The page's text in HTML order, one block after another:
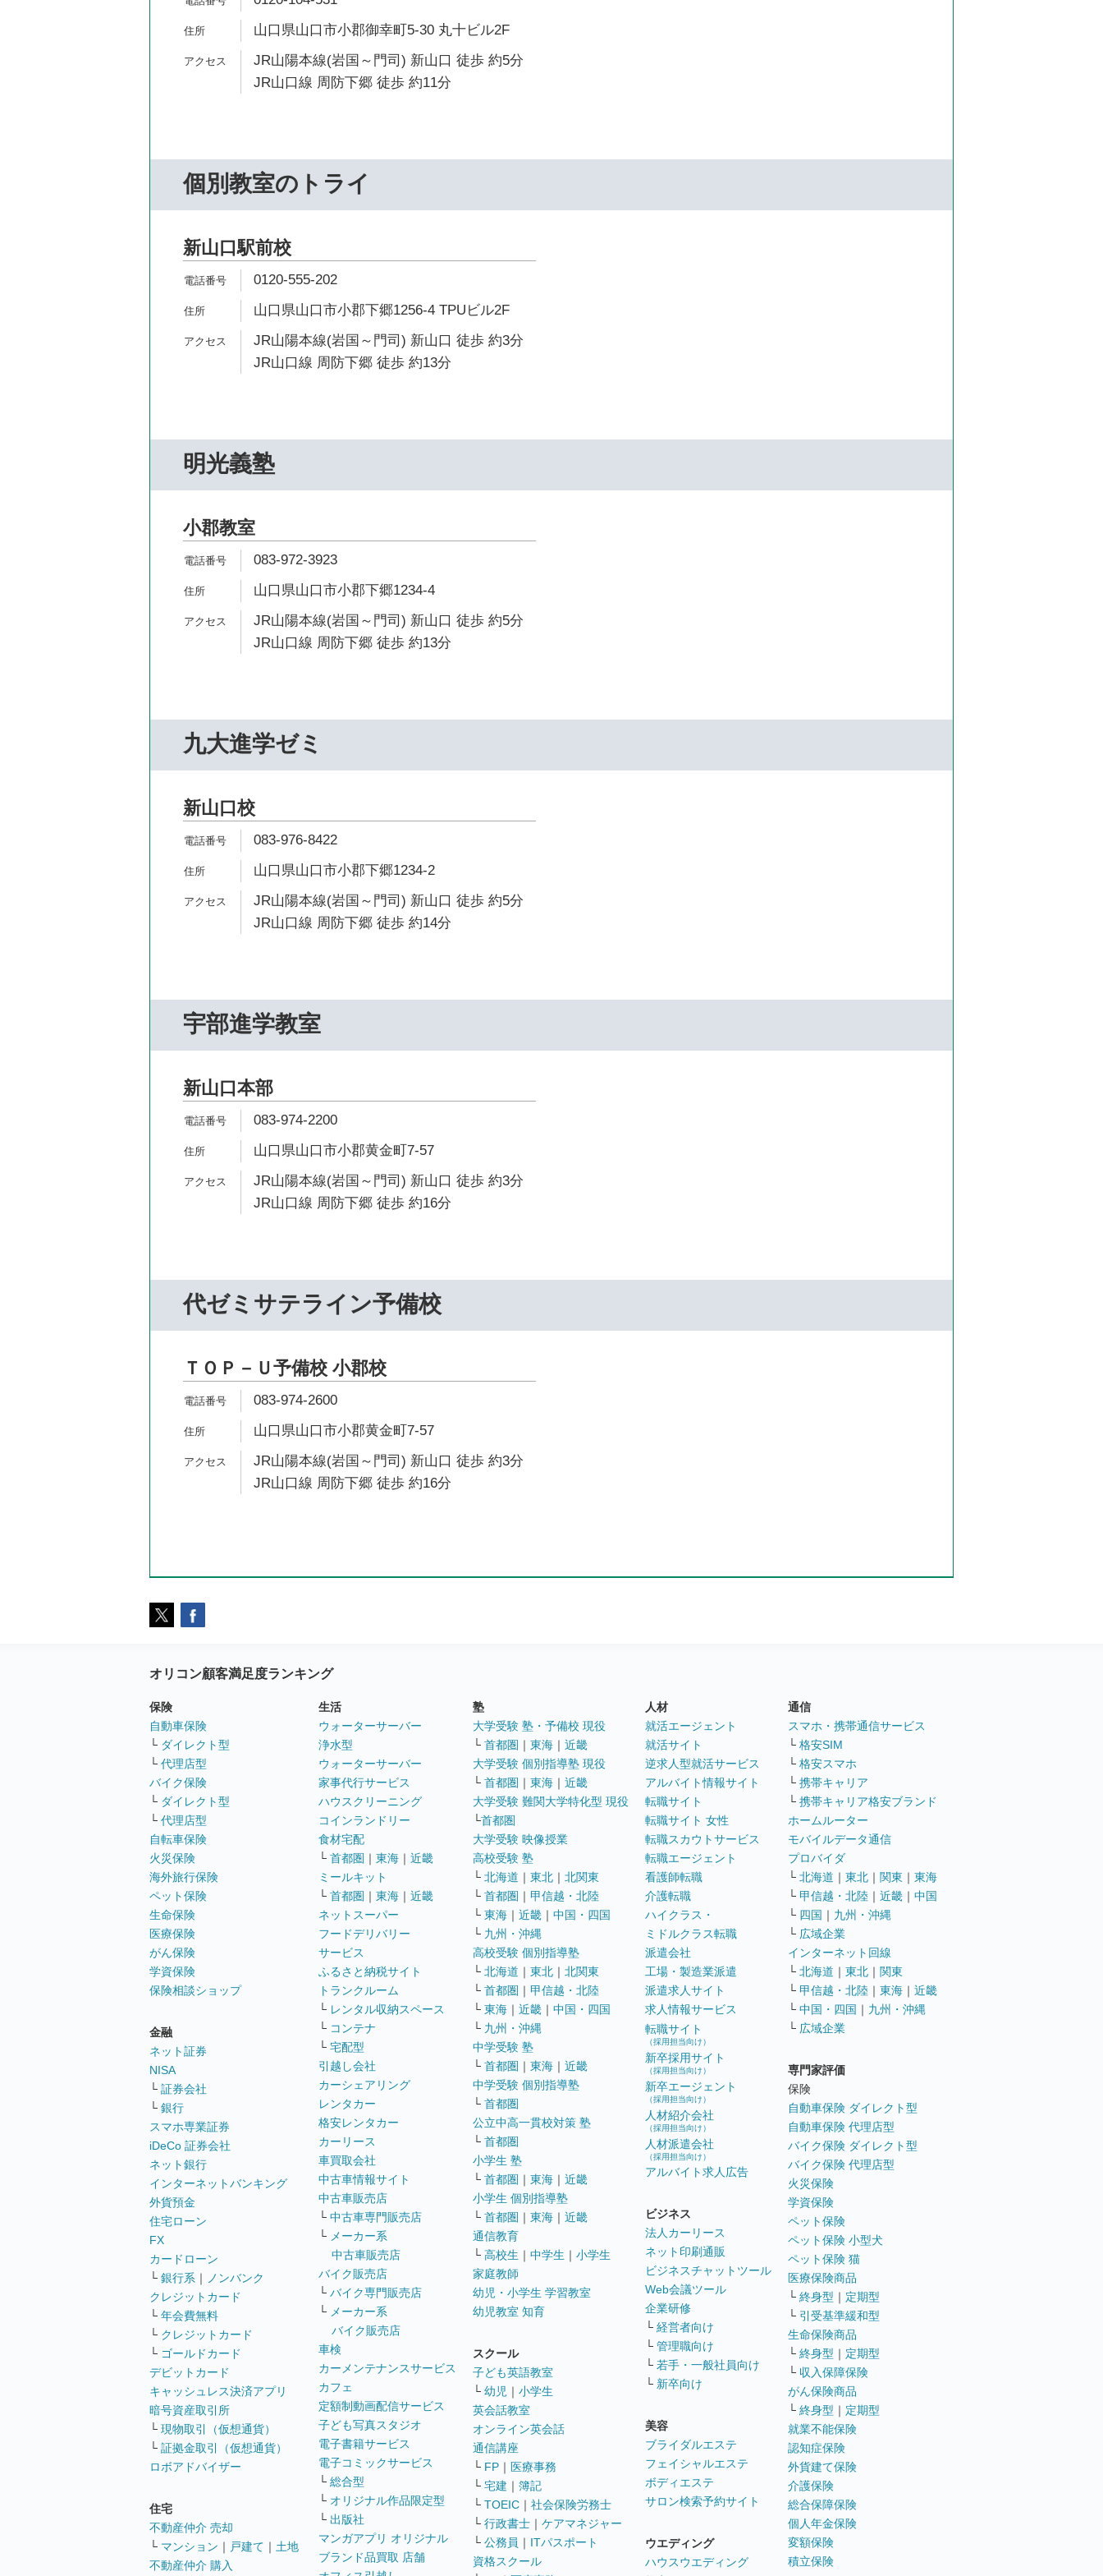
山口県山口市小郡御幸町5-30 丸十ビル2F
JR山陽本線(岩国～門司) 新山口 徒歩 約5分
JR山口線 周防下郷 徒歩 約11分
個別教室のトライ
新山口駅前校
0120-555-202
山口県山口市小郡下郷1256-4 TPUビル2F
JR山陽本線(岩国～門司) 新山口 徒歩 約3分
JR山口線 周防下郷 徒歩 約13分
明光義塾
小郡教室
083-972-3923
山口県山口市小郡下郷1234-4
JR山陽本線(岩国～門司) 新山口 徒歩 約5分
JR山口線 周防下郷 徒歩 約13分
九大進学ゼミ
新山口校
083-976-8422
山口県山口市小郡下郷1234-2
JR山陽本線(岩国～門司) 新山口 徒歩 約5分
JR山口線 周防下郷 徒歩 約14分
宇部進学教室
新山口本部
083-974-2200
山口県山口市小郡黄金町7-57
JR山陽本線(岩国～門司) 新山口 徒歩 約3分
JR山口線 周防下郷 徒歩 約16分
代ゼミサテライン予備校
ＴＯＰ－Ｕ予備校 小郡校
083-974-2600
山口県山口市小郡黄金町7-57
JR山陽本線(岩国～門司) 新山口 徒歩 約3分
JR山口線 周防下郷 徒歩 約16分
オリコン顧客満足度ランキング
保険
自動車保険
└ ダイレクト型
└ 代理店型
バイク保険
└ ダイレクト型
└ 代理店型
自転車保険
火災保険
海外旅行保険
ペット保険
生命保険
医療保険
がん保険
学資保険
保険相談ショップ
金融
ネット証券
NISA
└ 証券会社
└ 銀行
スマホ専業証券
iDeCo 証券会社
ネット銀行
インターネットバンキング
外貨預金
住宅ローン
FX
カードローン
└ 銀行系 ｜
ノンバンク
クレジットカード
└ 年会費無料
└ クレジットカード
└ ゴールドカード
デビットカード
キャッシュレス決済アプリ
暗号資産取引所
└ 現物取引（仮想通貨）
└ 証拠金取引（仮想通貨）
ロボアドバイザー
住宅
不動産仲介 売却
└ マンション ｜ 戸建て ｜ 土地
不動産仲介 購入
生活
ウォーターサーバー
浄水型
ウォーターサーバー
家事代行サービス
ハウスクリーニング
コインランドリー
食材宅配
└ 首都圏 ｜ 東海 ｜ 近畿
ミールキット
└ 首都圏 ｜ 東海 ｜ 近畿
ネットスーパー
フードデリバリー
サービス
ふるさと納税サイト
トランクルーム
└ レンタル収納スペース
└ コンテナ
└ 宅配型
引越し会社
カーシェアリング
レンタカー
格安レンタカー
カーリース
車買取会社
中古車情報サイト
中古車販売店
└ 中古車専門販売店
└ メーカー系
中古車販売店
バイク販売店
└ バイク専門販売店
└ メーカー系
バイク販売店
車検
カーメンテナンスサービス
カフェ
定額制動画配信サービス
子ども写真スタジオ
電子書籍サービス
電子コミックサービス
└ 総合型
└ オリジナル作品限定型
└ 出版社
マンガアプリ オリジナル
ブランド品買取 店舗
塾
大学受験 塾・予備校 現役
└ 首都圏 ｜ 東海 ｜ 近畿
大学受験 個別指導塾 現役
└ 首都圏 ｜ 東海 ｜ 近畿
大学受験 難関大学特化型 現役
└首都圏
大学受験 映像授業
高校受験 塾
└ 北海道 ｜ 東北 ｜ 北関東
└ 首都圏 ｜ 甲信越・北陸
└ 東海 ｜ 近畿 ｜ 中国・四国
└ 九州・沖縄
高校受験 個別指導塾
└ 北海道 ｜ 東北 ｜ 北関東
└ 首都圏 ｜ 甲信越・北陸
└ 東海 ｜ 近畿 ｜ 中国・四国
└ 九州・沖縄
中学受験 塾
└ 首都圏 ｜ 東海 ｜ 近畿
中学受験 個別指導塾
└ 首都圏
公立中高一貫校対策 塾
└ 首都圏
小学生 塾
└ 首都圏 ｜ 東海 ｜ 近畿
小学生 個別指導塾
└ 首都圏 ｜ 東海 ｜ 近畿
通信教育
└ 高校生 ｜ 中学生 ｜ 小学生
家庭教師
幼児・小学生 学習教室
幼児教室 知育
スクール
子ども英語教室
└ 幼児 ｜ 小学生
英会話教室
オンライン英会話
通信講座
└ FP ｜ 医療事務
└ 宅建 ｜ 簿記
└ TOEIC ｜ 社会保険労務士
└ 行政書士 ｜ ケアマネジャー
└ 公務員 ｜ ITパスポート
資格スクール
人材
就活エージェント
就活サイト
逆求人型就活サービス
アルバイト情報サイト
転職サイト
転職サイト 女性
転職スカウトサービス
転職エージェント
看護師転職
介護転職
ハイクラス・
ミドルクラス転職
派遣会社
工場・製造業派遣
派遣求人サイト
求人情報サービス
転職サイト
（採用担当向け）
新卒採用サイト
（採用担当向け）
新卒エージェント
（採用担当向け）
人材紹介会社
（採用担当向け）
人材派遣会社
（採用担当向け）
アルバイト求人広告
ビジネス
法人カーリース
ネット印刷通販
ビジネスチャットツール
Web会議ツール
企業研修
└ 経営者向け
└ 管理職向け
└ 若手・一般社員向け
└ 新卒向け
美容
ブライダルエステ
フェイシャルエステ
ボディエステ
サロン検索予約サイト
ウエディング
ハウスウエディング
通信
スマホ・携帯通信サービス
└ 格安SIM
└ 格安スマホ
└ 携帯キャリア
└ 携帯キャリア格安ブランド
ホームルーター
モバイルデータ通信
プロバイダ
└ 北海道 ｜ 東北 ｜ 関東 ｜ 東海
└ 甲信越・北陸 ｜ 近畿 ｜ 中国
└ 四国 ｜ 九州・沖縄
└ 広域企業
インターネット回線
└ 北海道 ｜ 東北 ｜ 関東
└ 甲信越・北陸 ｜ 東海 ｜ 近畿
└ 中国・四国 ｜ 九州・沖縄
└ 広域企業
専門家評価
保険
自動車保険 ダイレクト型
自動車保険 代理店型
バイク保険 ダイレクト型
バイク保険 代理店型
火災保険
学資保険
ペット保険
ペット保険 小型犬
ペット保険 猫
医療保険商品
└ 終身型 ｜ 定期型
└ 引受基準緩和型
生命保険商品
└ 終身型 ｜ 定期型
└ 収入保障保険
がん保険商品
└ 終身型 ｜ 定期型
就業不能保険
認知症保険
外貨建て保険
介護保険
総合保障保険
個人年金保険
変額保険
積立保険